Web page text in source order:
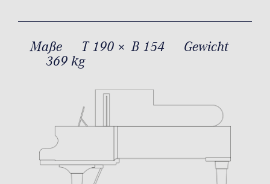
Maße T 190 × B 154
Gewicht
369 kg